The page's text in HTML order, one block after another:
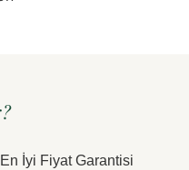
En İyi Fiyat Garantisi